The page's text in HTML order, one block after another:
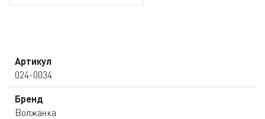
Артикул
024-0034
Бренд
Волжанка